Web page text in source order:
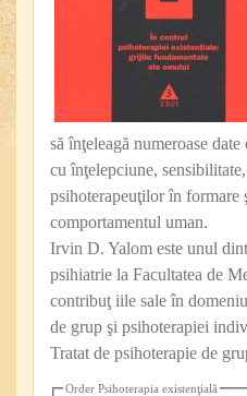
să înţeleagă numeroase
cu înţelepciune,
psihoterapeuţilor în formare
comportamentul uman.
Irvin D. Yalom este unul
psihiatrie la Facultatea de
contribuţ iile sale în
de grup şi psihoterapiei
Tratat de psihoterapie de
Order Psihoterapia existenţială